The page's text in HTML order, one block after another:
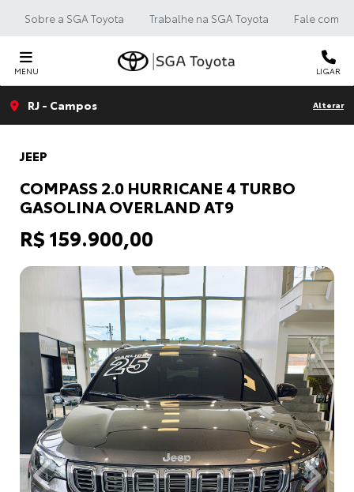
Sobre a SGA Toyota Trabalhe na SGA Toyota Fale com a
MENU LIGAR
RJ - Campos Alterar
JEEP
COMPASS 2.0 HURRICANE 4 TURBO
GASOLINA OVERLAND AT9
R$ 159.900,00
Previous Next